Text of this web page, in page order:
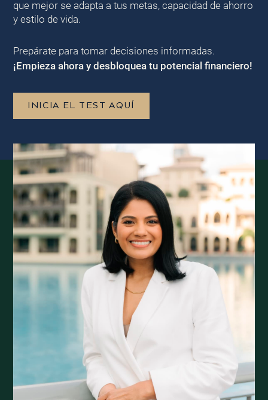
que mejor se adapta a tus metas, capacidad de ahorro
y estilo de vida.
Prepárate para tomar decisiones informadas.
¡Empieza ahora y desbloquea tu potencial financiero!
INICIA EL TEST AQUÍ